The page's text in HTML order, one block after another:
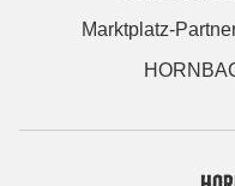
Marktplatz-